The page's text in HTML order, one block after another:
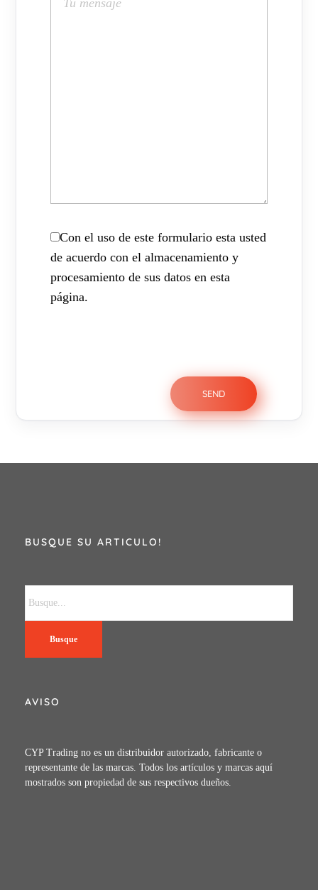
Con el uso de este formulario esta usted
de acuerdo con el almacenamiento y
procesamiento de sus datos en esta
página.
BUSQUE SU ARTICULO!
Busque
AVISO
CYP Trading no es un distribuidor autorizado, fabricante o
representante de las marcas. Todos los artículos y marcas aquí
mostrados son propiedad de sus respectivos dueños.